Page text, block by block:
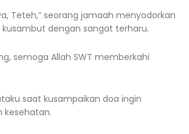
Teteh,” seorang jamaah menyodorkan
dengan sangat terharu.
semoga Allah SWT memberkahi
saat kusampaikan doa ingin
kesehatan.